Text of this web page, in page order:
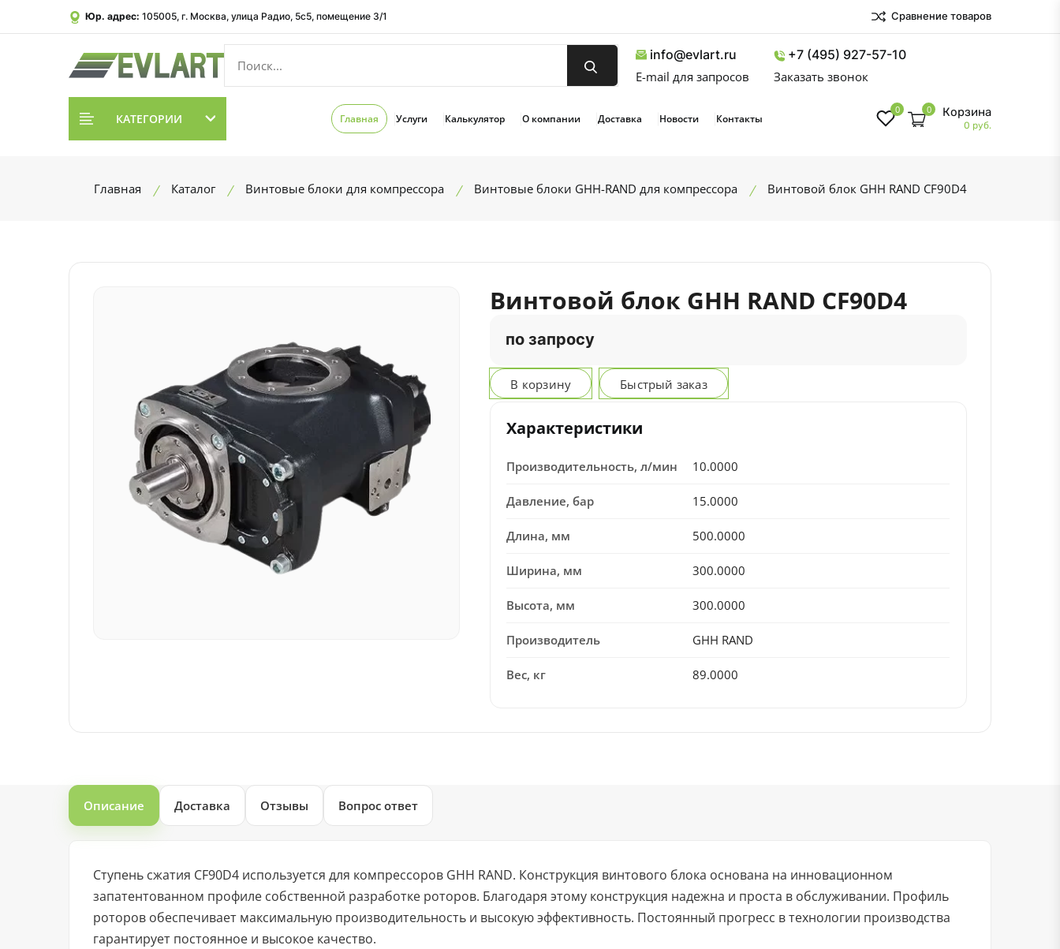
Юр. адрес: 105005, г. Москва, улица Радио, 5с5, помещение 3/1 Сравнение товаров
info@evlart.ru
E-mail для запросов
+7 (495) 927-57-10
Заказать звонок
КАТЕГОРИИ Главная Услуги Калькулятор О компании Доставка Новости Контакты
0 0 Корзина
0 руб.
Главная Каталог Винтовые блоки для компрессора Винтовые блоки GHH-RAND для компрессора Винтовой блок GHH RAND CF90D4
Винтовой блок GHH RAND CF90D4
по запросу
В корзину Быстрый заказ
Характеристики
Производительность, л/мин 10.0000
Давление, бар 15.0000
Длина, мм 500.0000
Ширина, мм 300.0000
Высота, мм 300.0000
Производитель GHH RAND
Вес, кг 89.0000
Описание Доставка Отзывы Вопрос ответ
Ступень сжатия CF90D4 используется для компрессоров GHH RAND. Конструкция винтового блока основана на инновационном
запатентованном профиле собственной разработке роторов. Благодаря этому конструкция надежна и проста в обслуживании. Профиль
роторов обеспечивает максимальную производительность и высокую эффективность. Постоянный прогресс в технологии производства
гарантирует постоянное и высокое качество.